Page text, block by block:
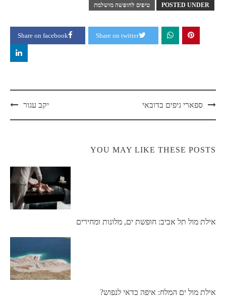
POSTED UNDER טיפים לחופשה מושלמת
Share on facebook Share on twitter
Postספארי גיפים בדובאי יקב עגור
YOU MAY LIKE THESE POSTS
אילת מול תל אביב: חופשת ים, מלונות ומחירים
אילת מול ים המלח: איפה כדאי לנפוש?